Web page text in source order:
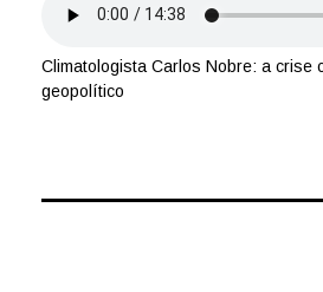
Climatologista Carlos Nobre: a crise
geopolítico